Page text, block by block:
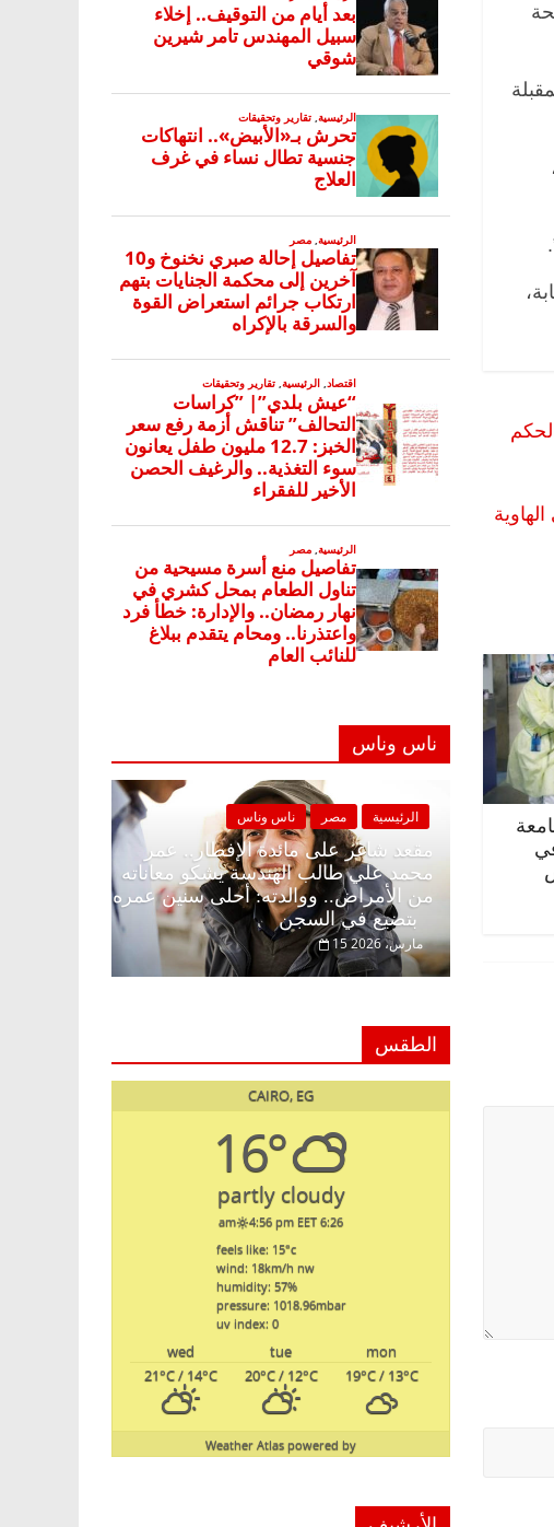
لإصابات كورونا في العالم بواقع 743216 إصابة،
ناس وناس
الرئيسية ناس وناس
مقعد شاغر على مائدة الإفطار..
محمد علي طالب الهندسة يشكو
من الأمراض.. ووالدته: أحلى
بتضيع في السجن
15 مارس، 2026
مصر ناس وناس
على الإفطار وبلكونة بلا زينة
عبدالخالق فاروق خبير
في انتظار حلم الحرية ولمة
الطقس
CAIRO, EG
16°
partly cloudy
6:26 am
4:56 pm EET
feels like: 15°c
wind: 18km/h nw
humidity: 57%
pressure: 1018.96mbar
uv index: 0
mon
tue
wed
19°C/ 13°C
20°C/ 12°C
21°C/ 14°C
powered by
Weather Atlas